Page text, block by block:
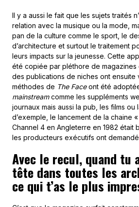
tête dans toutes les
ce qui t’as le plus
C’est que le magazine surfait
avec justesse. Pas seulement pour
mouvements de la culture jeune mais
propulsant. Que cela soit la scène New
des années 80 ou la naissance de la
passant par le Rare Groove, l’Acid
jungle ou la Brit Pop. C’est seulement
années des 90’s, quand beaucoup
apparus sur le marché et ont
Facea perdu un peu de son élan.